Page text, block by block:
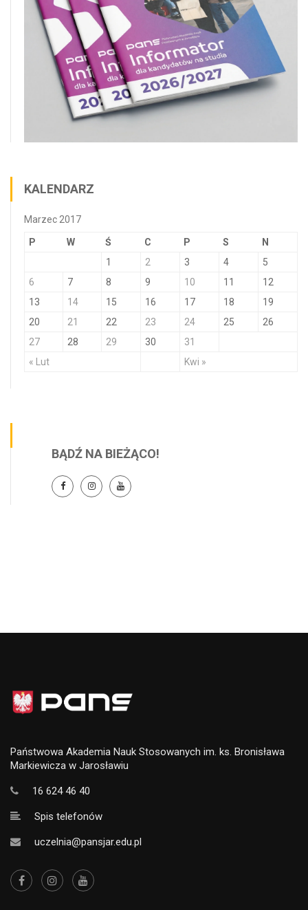
KALENDARZ
Marzec 2017
P W Ś C P S N
« Lut Kwi »
1 2 3 4
5
6
7 8 9 10 11
12
13
14 15 16 17 18
19
20
21 22 23 24 25
26
27
28 29 30 31
BĄDŹ NA BIEŻĄCO!
Państwowa Akademia Nauk Stosowanych im. ks. Bronisława
Markiewicza w Jarosławiu
16 624 46 40
Spis telefonów
uczelnia@pansjar.edu.pl